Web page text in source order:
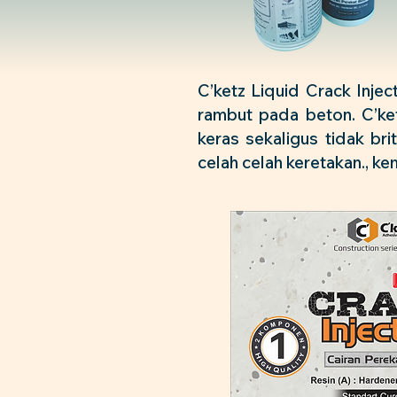
C’ketz Liquid Crack
rambut pada beton.
keras sekaligus tidak
celah celah keretakan.,